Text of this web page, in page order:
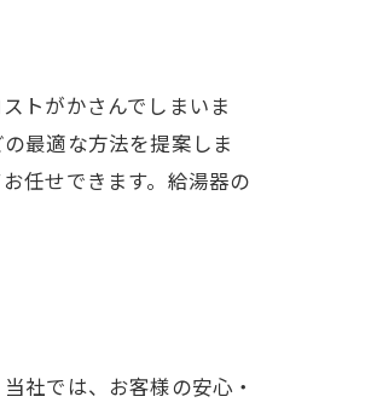
トがかさんでしまいま
最適な方法を提案しま
任せできます。給湯器の
社では、お客様の安心・